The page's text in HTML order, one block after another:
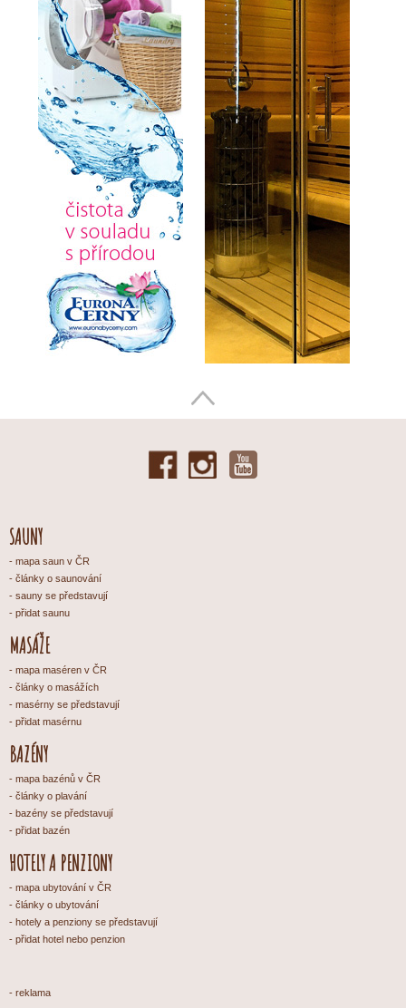
SAUNY
mapa saun v ČR
články o saunování
sauny se představují
přidat saunu
MASÁŽE
mapa maséren v ČR
články o masážích
masérny se představují
přidat masérnu
BAZÉNY
mapa bazénů v ČR
články o plavání
bazény se představují
přidat bazén
HOTELY A PENZIONY
mapa ubytování v ČR
články o ubytování
hotely a penziony se představují
přidat hotel nebo penzion
reklama